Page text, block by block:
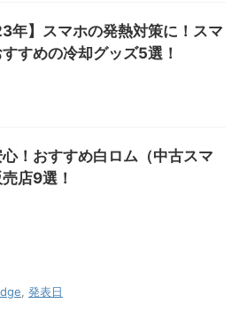
年】スマホの発熱対策に！スマ
すめの冷却グッズ5選！
！おすすめ白ロム（中古スマ
店9選！
発表日